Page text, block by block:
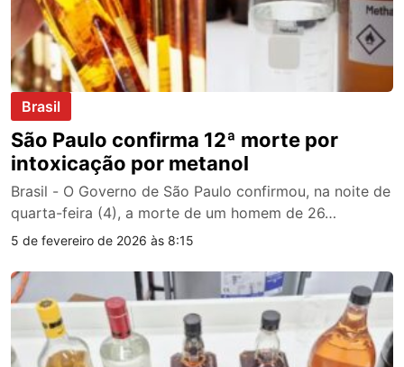
Brasil
São Paulo confirma 12ª morte por
intoxicação por metanol
Brasil - O Governo de São Paulo confirmou, na noite de
quarta-feira (4), a morte de um homem de 26…
5 de fevereiro de 2026 às 8:15